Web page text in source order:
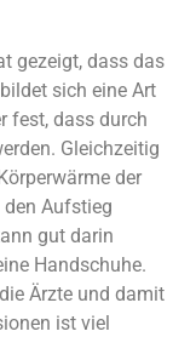
gezeigt, dass das
sich eine Art
fest, dass durch
Gleichzeitig
der
Aufstieg
gut darin
Handschuhe.
Ärzte und damit
ist viel